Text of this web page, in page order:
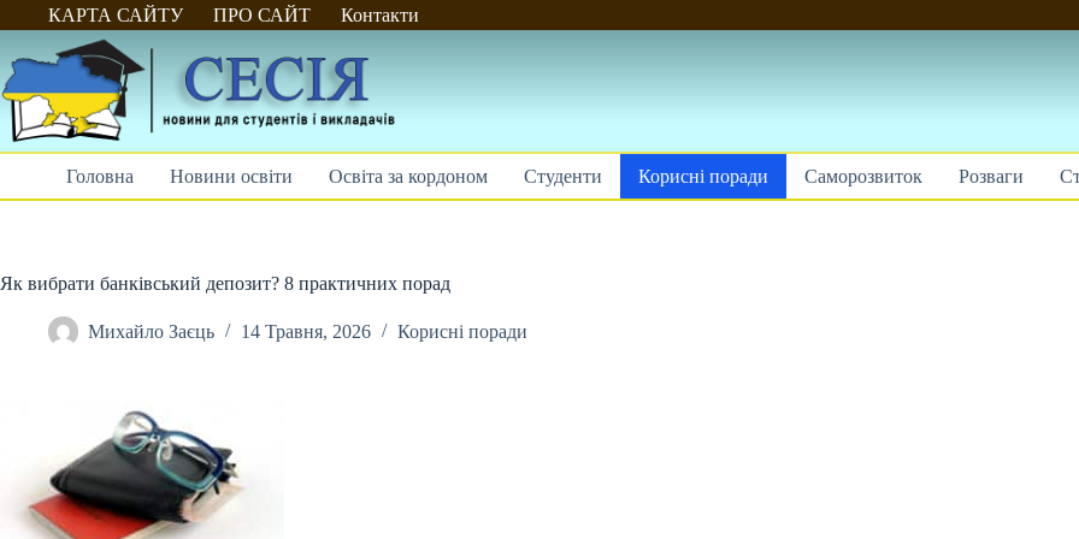
Перейти
до
КАРТА САЙТУ ПРО САЙТ Контакти
Головна Новини освіти Освіта за кордоном Студенти Корисні поради Саморозвиток Розваги
Як вибрати банківський депозит? 8 практичних порад
Михайло Заєць 14 Травня, 2026 Корисні поради